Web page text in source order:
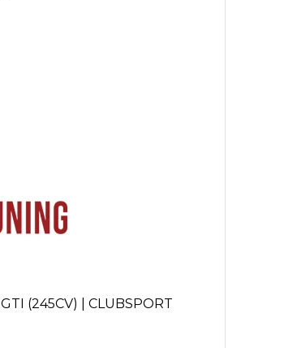
GTI (245CV) | CLUBSPORT